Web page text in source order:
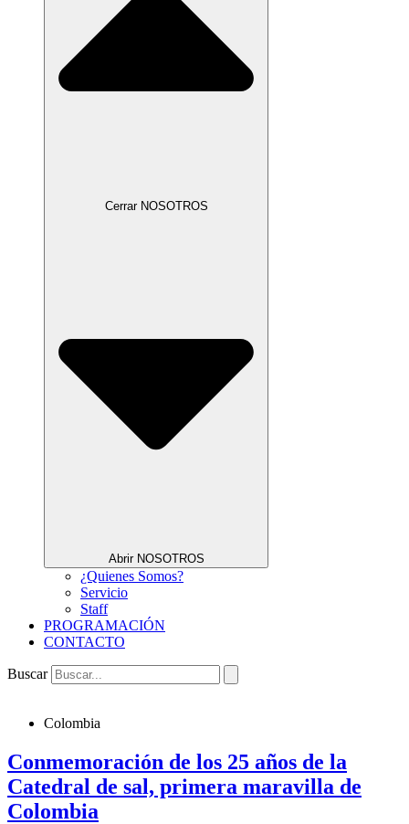
Cerrar NOSOTROS
Abrir NOSOTROS
¿Quienes Somos?
Servicio
Staff
PROGRAMACIÓN
CONTACTO
Buscar
Colombia
Conmemoración de los 25 años de la
Catedral de sal, primera maravilla de
Colombia